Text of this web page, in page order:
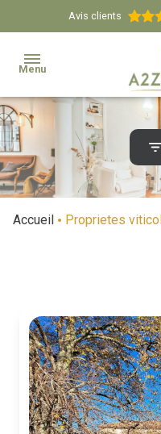
Avis clients
Menu
Agence
Estimation
Immobiliers
Équestres
Biens
Vendus
Accueil Proprietes